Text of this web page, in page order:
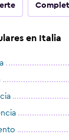
en Italia